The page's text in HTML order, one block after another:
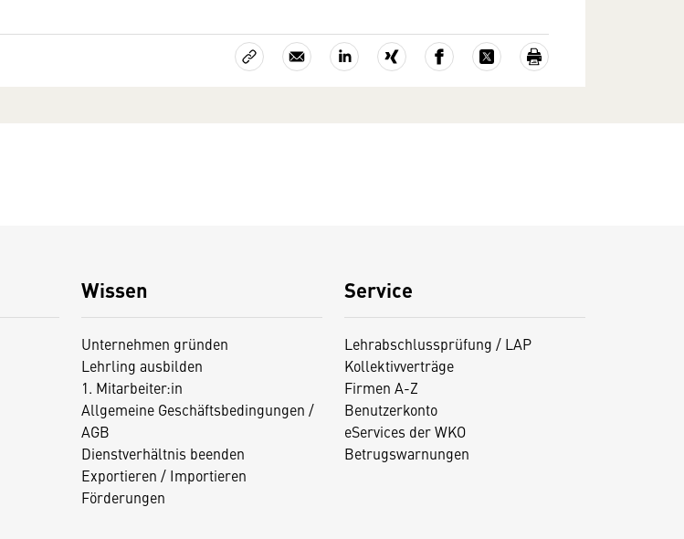
Wissen
Unternehmen gründen
Lehrling ausbilden
1. Mitarbeiter:in
Allgemeine Geschäftsbedingungen /
AGB
Dienstverhältnis beenden
Exportieren / Importieren
Förderungen
Service
Lehrabschlussprüfung / LAP
Kollektivverträge
Firmen A-Z
Benutzerkonto
eServices der WKO
Betrugswarnungen